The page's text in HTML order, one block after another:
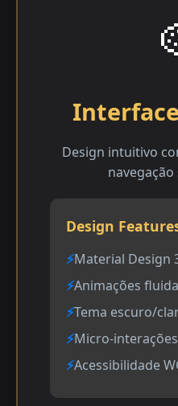
Design intuitivo
Design
Material Design
Animações
Tema escuro/
Micro-interações
Acessibilidade